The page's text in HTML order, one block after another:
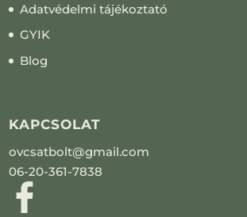
Adatvédelmi tájékoztató
GYIK
Blog
KAPCSOLAT
ovcsatbolt@gmail.com
06-20-361-7838